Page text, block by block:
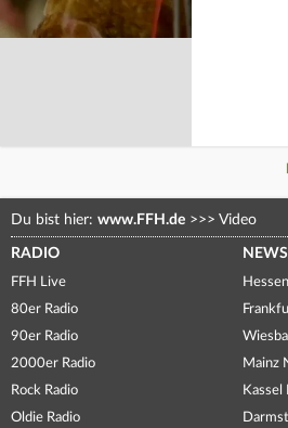
Du bist hier: www.FFH.de >>> Video
RADIO
FFH Live
80er Radio
90er Radio
2000er Radio
Rock Radio
Oldie Radio
NEWS
Mainz
Kassel